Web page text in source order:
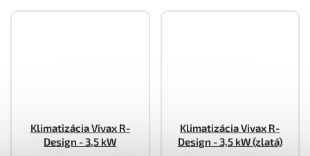
Klimatizácia Vivax R-
Design - 3,5 kW
Klimatizácia Vivax R-
Design - 3,5 kW (zlatá)